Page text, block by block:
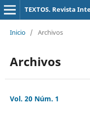
Inicio / Archivos
Archivos
Vol. 20 Núm. 1